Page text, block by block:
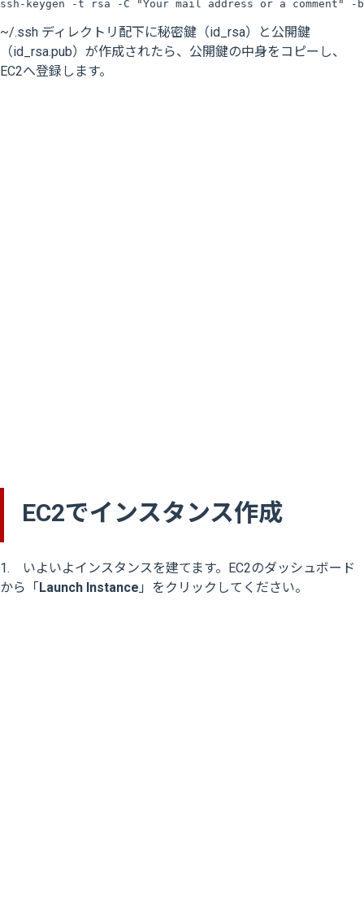
~/.ssh ディレクトリ配下に秘密鍵（id_rsa）と公開鍵
（id_rsa.pub）が作成されたら、公開鍵の中身をコピーし、
EC2へ登録します。
EC2でインスタンス作成
1. いよいよインスタンスを建てます。EC2のダッシュボード
から「Launch Instance 」をクリックしてください。